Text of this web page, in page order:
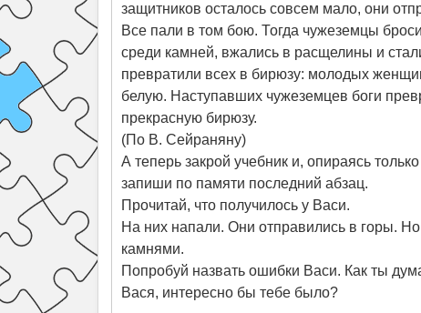
защитников осталось совсем мало, они
Все пали в том бою. Тогда чужеземцы
среди камней, вжались в расщелины и
превратили всех в бирюзу: молодых
белую. Наступавших чужеземцев боги
прекрасную бирюзу.
(По В. Сейраняну)
А теперь закрой учебник и, опираясь
запиши по памяти последний абзац.
Прочитай, что получилось у Васи.
На них напали. Они отправились в горы.
камнями.
Попробуй назвать ошибки Васи. Как ты
Вася, интересно бы тебе было?